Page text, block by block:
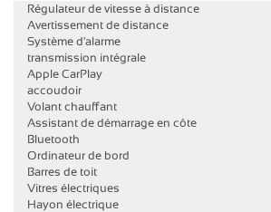
Régulateur de vitesse à distance
Avertissement de distance
Système d'alarme
transmission intégrale
Apple CarPlay
accoudoir
Volant chauffant
Assistant de démarrage en côte
Bluetooth
Ordinateur de bord
Barres de toit
Vitres électriques
Hayon électrique